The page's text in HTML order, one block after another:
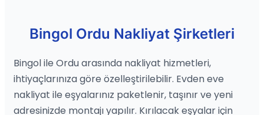
Bingol Ordu Nakliyat Şirketleri
Bingol ile Ordu arasında nakliyat hizmetleri,
ihtiyaçlarınıza göre özelleştirilebilir. Evden eve
nakliyat ile eşyalarınız paketlenir, taşınır ve yeni
adresinizde montajı yapılır. Kırılacak eşyalar için